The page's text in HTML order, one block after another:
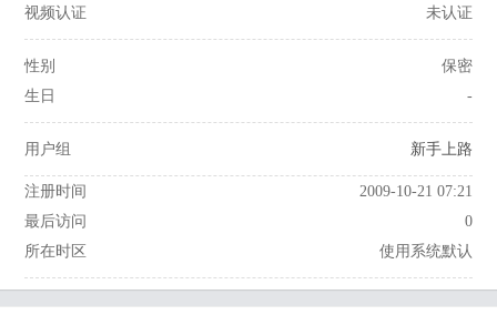
视频认证
未认证
性别
保密
生日
-
用户组 新手上路
注册时间
2009-10-21 07:21
最后访问
0
所在时区
使用系统默认